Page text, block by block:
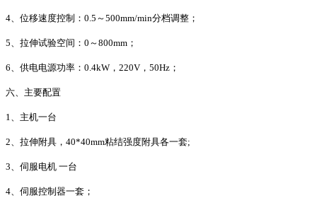
4、位移速度控制：0.5～500mm/min分档调整；
5、拉伸试验空间：0～800mm；
6、供电电源功率：0.4kW，220V，50Hz；
六、主要配置
1、主机一台
2、拉伸附具，40*40mm粘结强度附具各一套;
3、伺服电机 一台
4、伺服控制器一套；